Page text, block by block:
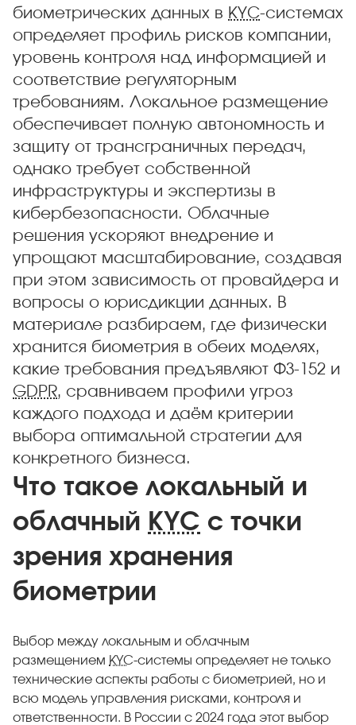
биометрических данных в KYC-системах
определяет профиль рисков компании,
уровень контроля над информацией и
соответствие регуляторным
требованиям. Локальное размещение
обеспечивает полную автономность и
защиту от трансграничных передач,
однако требует собственной
инфраструктуры и экспертизы в
кибербезопасности. Облачные
решения ускоряют внедрение и
упрощают масштабирование, создавая
при этом зависимость от провайдера и
вопросы о юрисдикции данных. В
материале разбираем, где физически
хранится биометрия в обеих моделях,
какие требования предъявляют ФЗ-152 и
GDPR, сравниваем профили угроз
каждого подхода и даём критерии
выбора оптимальной стратегии для
конкретного бизнеса.
Что такое локальный и
облачный KYC с точки
зрения хранения
биометрии
Выбор между локальным и облачным
размещением KYC-системы определяет не только
технические аспекты работы с биометрией, но и
всю модель управления рисками, контроля и
ответственности. В России с 2024 года этот выбор